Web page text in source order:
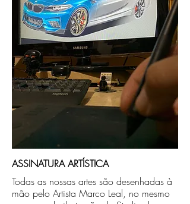
ASSINATURA ARTÍSTICA
Todas as nossas artes são desenhadas à
mão pelo Artista Marco Leal, no mesmo